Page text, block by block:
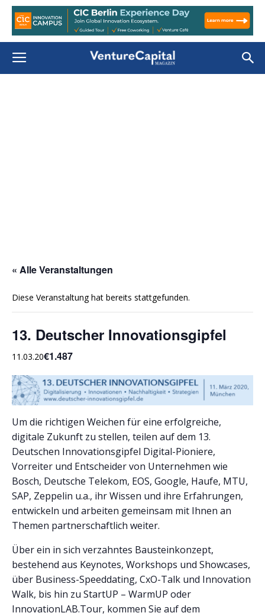
« Alle Veranstaltungen
Diese Veranstaltung hat bereits stattgefunden.
13. Deutscher Innovationsgipfel
11.03.20€1.487
Um die richtigen Weichen für eine erfolgreiche,
digitale Zukunft zu stellen, teilen auf dem 13.
Deutschen Innovationsgipfel Digital-Pioniere,
Vorreiter und Entscheider von Unternehmen wie
Bosch, Deutsche Telekom, EOS, Google, Haufe, MTU,
SAP, Zeppelin u.a., ihr Wissen und ihre Erfahrungen,
entwickeln und arbeiten gemeinsam mit Ihnen an
Themen partnerschaftlich weiter.
Über ein in sich verzahntes Bausteinkonzept,
bestehend aus Keynotes, Workshops und Showcases,
über Business-Speeddating, CxO-Talk und Innovation
Walk, bis hin zu StartUP – WarmUP oder
InnovationLAB.Tour, kommen Sie auf dem